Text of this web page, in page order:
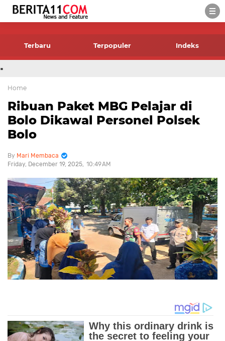
Terbaru Terpopuler Indeks
.
Home
Ribuan Paket MBG Pelajar di
Bolo Dikawal Personel Polsek
Bolo
Mari Membaca
Friday, December 19, 2025 10:49 AM